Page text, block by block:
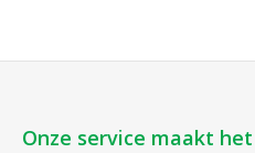
Onze service maakt